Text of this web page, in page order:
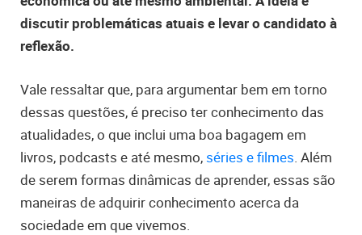
discutir problemáticas atuais e levar o candidato à
reflexão.
Vale ressaltar que, para argumentar bem em torno
dessas questões, é preciso ter conhecimento das
atualidades, o que inclui uma boa bagagem em
livros, podcasts e até mesmo, séries e filmes. Além
de serem formas dinâmicas de aprender, essas são
maneiras de adquirir conhecimento acerca da
sociedade em que vivemos.